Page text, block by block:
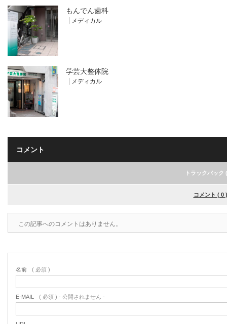
もんでん歯科
メディカル
学芸大整体院
メディカル
コメント
トラックバック
コメント ( 0 )
この記事へのコメントはありません。
名前 ( 必須 )
E-MAIL ( 必須 ) - 公開されません -